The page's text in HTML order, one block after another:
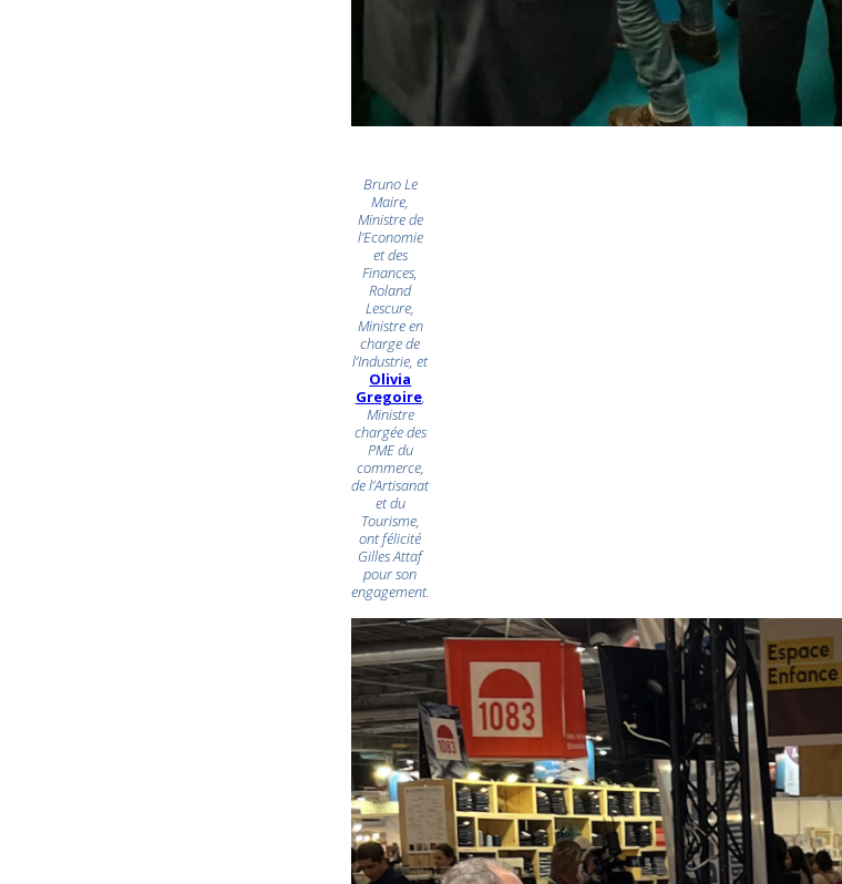
Bruno Le
Maire,
Ministre de
l’Economie
et des
Finances,
Roland
Lescure,
Ministre en
charge de
l’Industrie, et
Olivia
Gregoire,
Ministre
chargée des
PME du
commerce,
de l’Artisanat
et du
Tourisme,
ont félicité
Gilles Attaf
pour son
engagement.